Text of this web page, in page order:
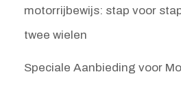
motorrijbewijs: stap voor
twee wielen
Speciale Aanbieding voor